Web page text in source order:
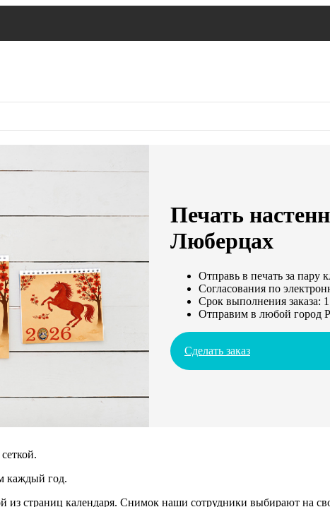
Печать
Люберцах
Отправь в печать за пару
Согласования по
Срок выполнения заказа:
Отправим в любой город
Сделать заказ
каждый год.
страниц календаря. Снимок наши сотрудники выбирают на